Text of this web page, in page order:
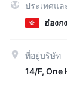
ประเทศแ
ฮ่องก
ที่อยู่บริษัท
14/F, One